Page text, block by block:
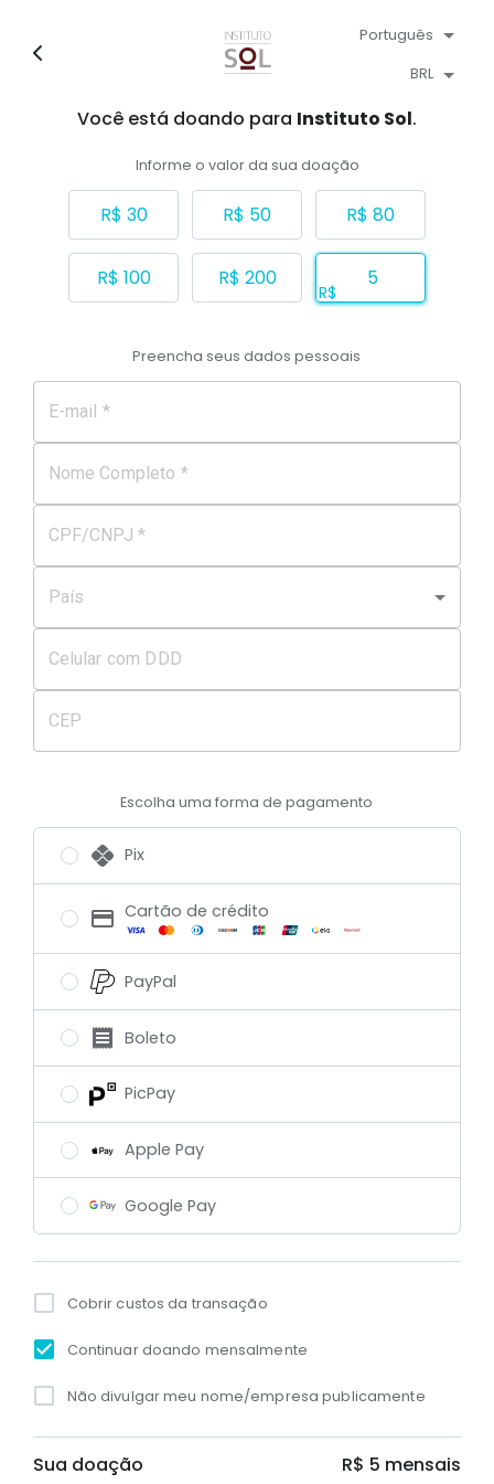
Português
BRL
Você está doando para Instituto Sol.
Informe o valor da sua doação
R$ 30 R$ 50 R$ 80
R$ 100 R$ 200
R$
Preencha seus dados pessoais
E-mail *
Nome Completo *
CPF/CNPJ *
País
Celular com DDD
CEP
Escolha uma forma de pagamento
Pix
Cartão de crédito
PayPal
Boleto
PicPay
Apple Pay
Google Pay
Cobrir custos da transação
Continuar doando mensalmente
Não divulgar meu nome/empresa publicamente
Sua doação R$ 5 mensais